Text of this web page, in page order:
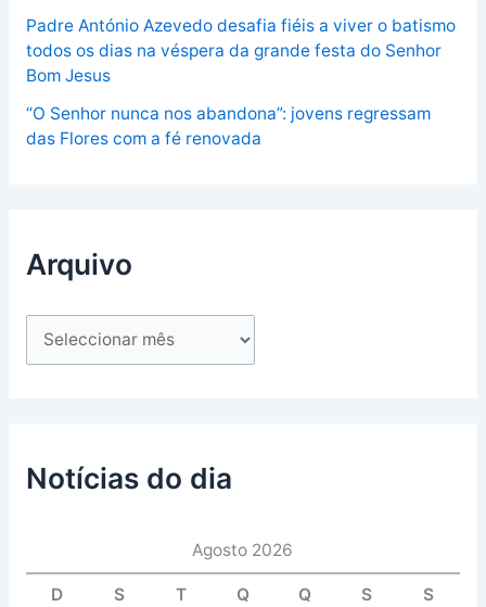
Padre António Azevedo desafia fiéis a viver o batismo
todos os dias na véspera da grande festa do Senhor
Bom Jesus
“O Senhor nunca nos abandona”: jovens regressam
das Flores com a fé renovada
Arquivo
Notícias do dia
Agosto 2026
D S T Q Q S S